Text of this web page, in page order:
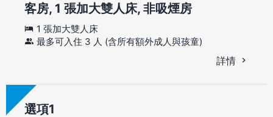
客房, 1 張加大雙人床, 非吸煙房
1 張加大雙人床
最多可入住 3 人 (含所有額外成人與孩童)
詳情
選項